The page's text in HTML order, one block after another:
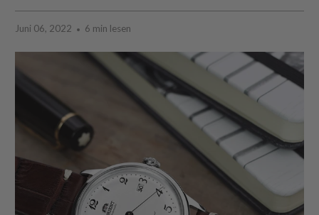
Juni 06, 2022 6 min lesen